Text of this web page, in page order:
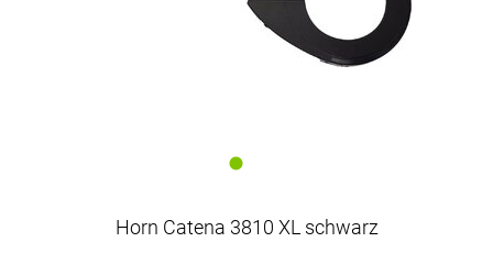
Horn Catena 3810 XL schwarz